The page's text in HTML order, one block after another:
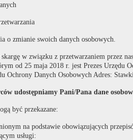
o zmianie swoich danych osobowych.
w związku z przetwarzaniem przez
od 25 maja 2018 r. jest Prezes Urzędu
Ochrony Danych Osobowych Adres:
udostępniamy Pani/Pana dane
być przekazane:
na podstawie obowiązujących
usługi: